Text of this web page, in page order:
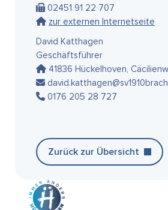
02451 91 22 707
zur externen Internetseite
David Katthagen
Geschäftsführer
41836 Hückelhoven,
0176 205 28 727
Zurück zur Übersicht